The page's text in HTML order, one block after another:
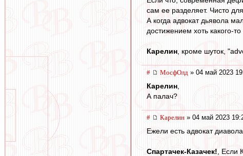
сам ее разделяет. Чисто
А когда адвокат дьявола
достижением хоть какого-
Карелин, кроме шуток,
# МосфОлд » 04 май 2023
Карелин
А палач?
# Карелин » 04 май 2023
Ежели есть адвокат
Спартачек-Казачек! , Если